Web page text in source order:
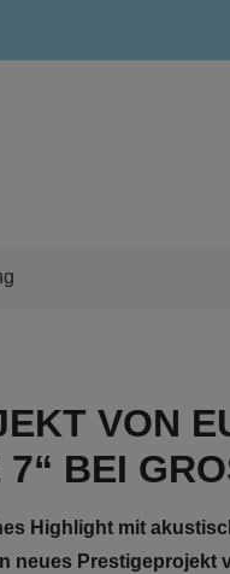
VON
BEI
Highlight mit
neues Prestigeprojekt